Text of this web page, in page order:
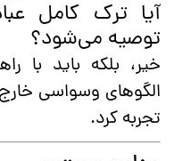
آیا ترک کامل
توصیه می‌شود؟
خیر، بلکه باید با
الگوهای وسواسی
تجربه کرد.